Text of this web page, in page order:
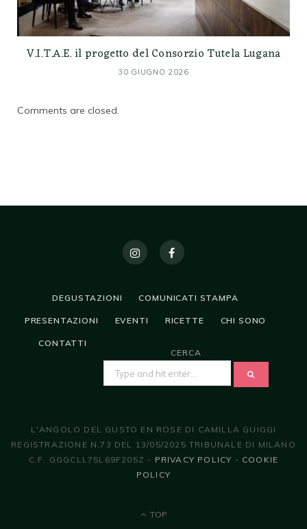
V.I.T.A.E. il progetto del Consorzio Tutela Lugana
30 GIUGNO 2026
Comments are closed.
DEGUSTAZIONI COMUNICATI STAMPA
PRESENTAZIONI EVENTI RICETTE CHI SONO
CONTATTI
CERCA
FOR:
L'ANGOLO DEL GUSTO EN ROSE DI CAMILLA GUIGGI
REGISTRAZIONE N.73 DEL 13/05/2025 TRIBUNALE DI MILANO
C.F. GGGCLL75L69F205Z - PRIVACY POLICY - COOKIE
POLICY
TOP